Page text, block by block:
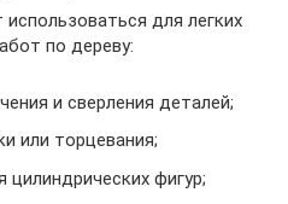
для легких
по дереву:
и сверления деталей;
или торцевания;
цилиндрических фигур;